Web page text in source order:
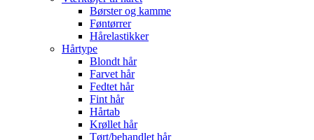
Børster og kamme
Føntørrer
Hårelastikker
Hårtype
Blondt hår
Farvet hår
Fedtet hår
Fint hår
Hårtab
Krøllet hår
Tørt/behandlet hår